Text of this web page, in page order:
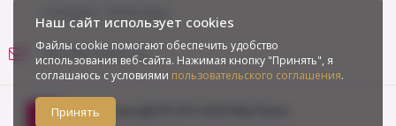
office@mirbusin.ru
Наш сайт использует cookies
Файлы cookie помогают обеспечить удобство
использования веб-сайта. Нажимая кнопку "Принять", я
соглашаюсь с условиями пользовательского соглашения.
Принять